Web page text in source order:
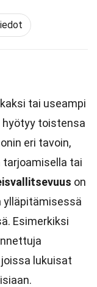
tai useampi
hyötyy toistensa
eri tavoin,
tarjoamisella tai
on
ylläpitämisessä
Esimerkiksi
lukuisat